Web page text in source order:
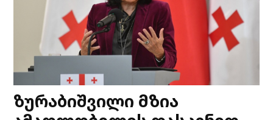
ზურაბიშვილი მზია